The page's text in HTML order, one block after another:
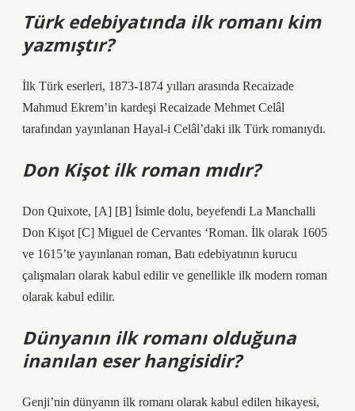
Türk edebiyatında ilk romanı kim
yazmıştır?
İlk Türk eserleri, 1873-1874 yılları arasında Recaizade
Mahmud Ekrem’in kardeşi Recaizade Mehmet Celâl
tarafından yayınlanan Hayal-i Celâl’daki ilk Türk romanıydı.
Don Kişot ilk roman mıdır?
Don Quixote, [A] [B] İsimle dolu, beyefendi La Manchalli
Don Kişot [C] Miguel de Cervantes ‘Roman. İlk olarak 1605
ve 1615’te yayınlanan roman, Batı edebiyatının kurucu
çalışmaları olarak kabul edilir ve genellikle ilk modern roman
olarak kabul edilir.
Dünyanın ilk romanı olduğuna
inanılan eser hangisidir?
Genji’nin dünyanın ilk romanı olarak kabul edilen hikayesi,